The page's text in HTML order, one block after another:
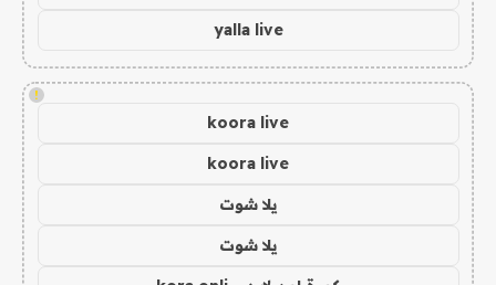
yalla live
!
koora live
koora live
يلا شوت
يلا شوت